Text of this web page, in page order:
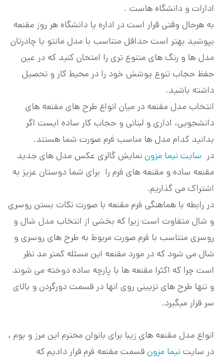
ادارات و دانشگاه هاست .
به هرحال وقتی قرار است در اداره یا دانشگاه هر روز مقنعه
بپوشید بهتر است حداقل متناسب با مدل مانتو یا چادرتان
مدل ها و رنگ های متنوع تری را امتحان کنید که در عین
حفظ حجاب تنوع پوشش خود را در محیط کار و تحصیل
داشته باشید.
انتخاب مدل مقنعه در میان انواع طرح های مقنعه های
دانشجویی، اداری و لبنانی و حجاب کار ساده ایست اگر
بدانید کدام مدل ها مناسب فرم صورت شما هستند.
در سایت نیما مزوننمایش گالری عکس مدل های جدید
مقنعه ساده و مقنعه های فرم را برای شما دوستان عزیز به
اشتراک می گذاریم.
در رابطه با هماهنگی فرم مقنعه با صورت نکات بستن روسری
و شال متفاوت است زیرا که بخشی از انتخاب مدل شال و
روسری متناسب با فرم صورت مربوط به طرح های روسری و
شال می شود که در مورد مقنعه این مسئله کمتر مد نظر
است چرا که اکثرا مقنعه ها با پارچه ساده دوخته می شوند
و تنها طرح های تزیینی روی انها در قسمت دورگردن و بالای
سر قرار میگیرد.
انواع مدل مقنعه های زیبا برای بانوان محترم این مرز و بوم ،
در سایتنیما مزونقسمت مقنعه فرم قرار دادیم که